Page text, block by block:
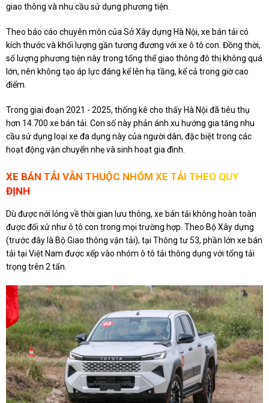
giao thông và nhu cầu sử dụng phương tiện.
Theo báo cáo chuyên môn của Sở Xây dựng Hà Nội, xe bán tải có
kích thước và khối lượng gần tương đương với xe ô tô con. Đồng thời,
số lượng phương tiện này trong tổng thể giao thông đô thị không quá
lớn, nên không tạo áp lực đáng kể lên hạ tầng, kể cả trong giờ cao
điểm.
Trong giai đoạn 2021 - 2025, thống kê cho thấy Hà Nội đã tiêu thụ
hơn 14.700 xe bán tải. Con số này phản ánh xu hướng gia tăng nhu
cầu sử dụng loại xe đa dụng này của người dân, đặc biệt trong các
hoạt động vận chuyển nhẹ và sinh hoạt gia đình.
XE BÁN TẢI VẪN THUỘC NHÓM XE TẢI THEO QUY
ĐỊNH
Dù được nới lỏng về thời gian lưu thông, xe bán tải không hoàn toàn
được đối xử như ô tô con trong mọi trường hợp. Theo Bộ Xây dựng
(trước đây là Bộ Giao thông vận tải), tại Thông tư 53, phần lớn xe bán
tải tại Việt Nam được xếp vào nhóm ô tô tải thông dụng với tổng tải
trọng trên 2 tấn.